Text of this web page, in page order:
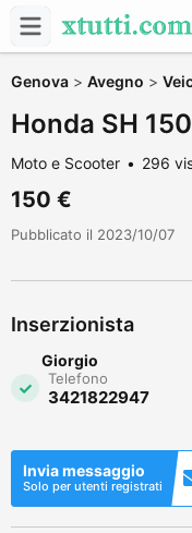
Genova > Avegno >
Honda SH 150
Moto e Scooter 296
150 €
Pubblicato il 2023/10/07
Inserzionista
Giorgio
Telefono
3421822947
Invia messaggio
Solo per utenti registrati